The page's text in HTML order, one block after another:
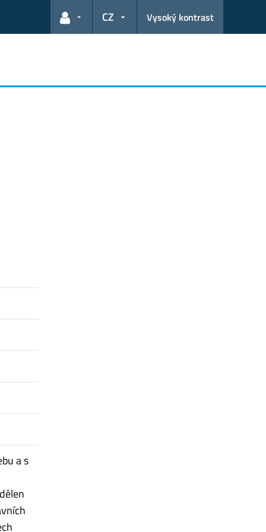
Odkazy pro uživatele
CZ Vysoký kontrast
a s